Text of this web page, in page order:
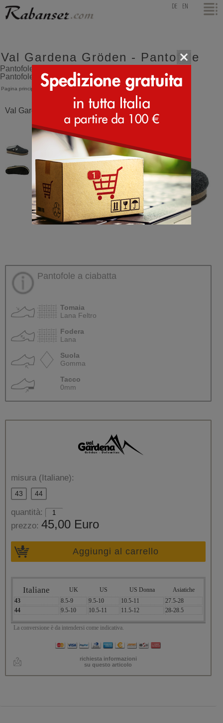
top DE EN
Val Gardena Gröden - Pantofole
Pantofole Tirolesi della Val Gardena modello Gröden -
Pantofole
Pagina principale > Val Gardena Gröden
Val Gardena Gröden Antracite
Pantofole a ciabatta
Tomaia
Lana Feltro
Fodera
Lana
Suola
Gomma
Tacco
0mm
misura (Italiane):
43 44
quantità:
prezzo: 45,00 Euro
Aggiungi al carrello
Italiane UK US US Donna
Asiatiche
43
8.5-9 9.5-10 10.5-11
27.5-28
44
9.5-10 10.5-11 11.5-12 28-28.5
La conversione è da intendersi come indicativa.
richiesta informazioni
su questo articolo